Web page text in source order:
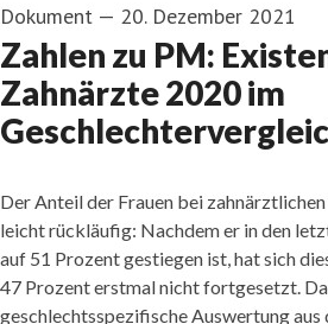
Dokument — 20. Dezember 2021
Zahlen zu PM:
Zahnärzte 2020 im
Der Anteil der Frauen bei
leicht rückläufig: Nachdem er in den
auf 51 Prozent gestiegen ist, hat sich
47 Prozent erstmal nicht fortgesetzt.
geschlechtsspezifische Auswertung aus